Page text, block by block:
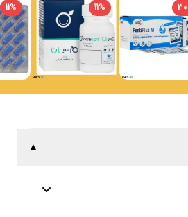
30
11%
11%
▲